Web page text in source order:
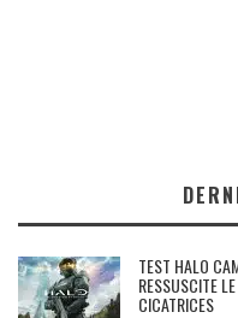
TEST HALO
RESSUSCITE
CICATRICES